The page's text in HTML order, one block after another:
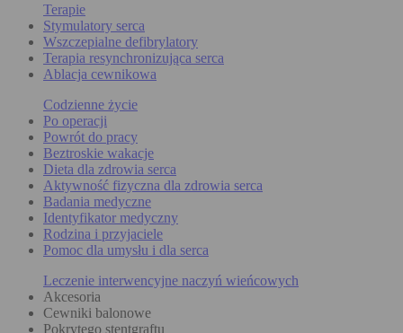
Terapie
Stymulatory serca
Wszczepialne defibrylatory
Terapia resynchronizująca serca
Ablacja cewnikowa
Codzienne życie
Po operacji
Powrót do pracy
Beztroskie wakacje
Dieta dla zdrowia serca
Aktywność fizyczna dla zdrowia serca
Badania medyczne
Identyfikator medyczny
Rodzina i przyjaciele
Pomoc dla umysłu i dla serca
Leczenie interwencyjne naczyń wieńcowych
Akcesoria
Cewniki balonowe
Pokrytego stentgraftu